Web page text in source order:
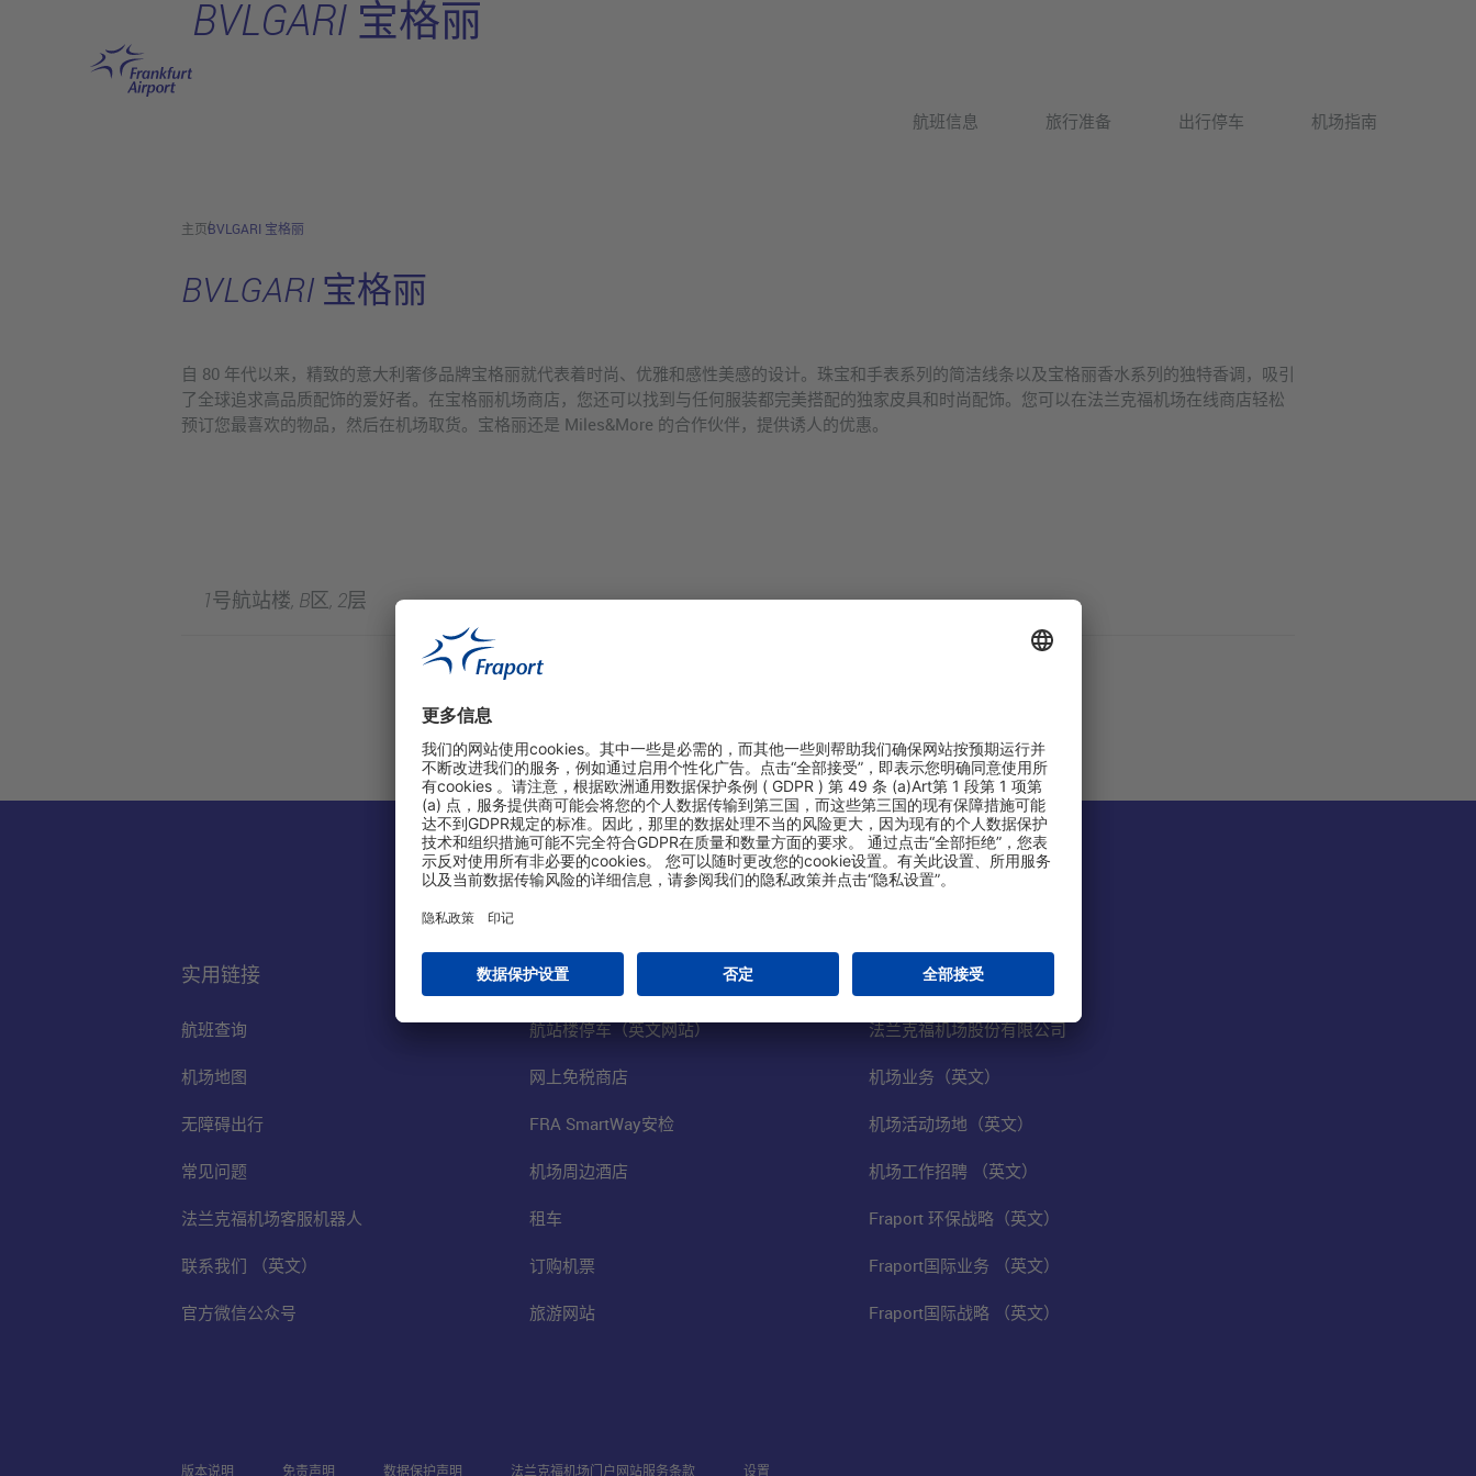
航班信息 旅行准备 出行停车 机场指南
BVLGARI 宝格丽
主页BVLGARI 宝格丽
BVLGARI 宝格丽
自 80 年代以来，精致的意大利奢侈品牌宝格丽就代表着时尚、优雅和感性美感的设计。珠宝和手表系列的简洁线条以及宝格丽香水系列的独特香调，吸引
了全球追求高品质配饰的爱好者。在宝格丽机场商店，您还可以找到与任何服装都完美搭配的独家皮具和时尚配饰。您可以在法兰克福机场在线商店轻松
预订您最喜欢的物品，然后在机场取货。宝格丽还是 Miles&More 的合作伙伴，提供诱人的优惠。
1号航站楼, B区, 2层
实用链接
航班查询
机场地图
无障碍出行
常见问题
法兰克福机场客服机器人
联系我们 （英文）
官方微信公众号
购物&线上预定
航站楼停车（英文网站）
网上免税商店
FRA SmartWay安检
机场周边酒店
租车
订购机票
旅游网站
关于我们
法兰克福机场股份有限公司
机场业务（英文）
机场活动场地（英文）
机场工作招聘 （英文）
Fraport 环保战略（英文）
Fraport国际业务 （英文）
Fraport国际战略 （英文）
版本说明 免责声明 数据保护声明 法兰克福机场门户网站服务条款 设置